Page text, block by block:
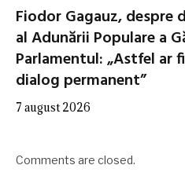
Fiodor Gagauz, despre
al Adunării Populare a
Parlamentul: „Astfel ar
dialog permanent”
7 august 2026
Comments are closed.